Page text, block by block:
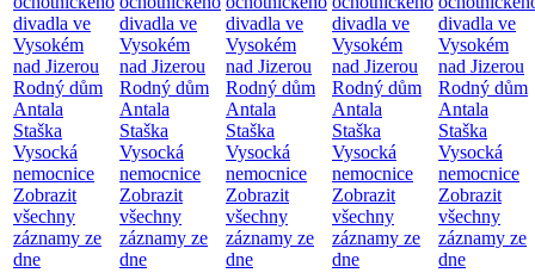
divadla ve
Vysokém
nad Jizerou
Rodný dům
Antala
Staška
Vysocká
nemocnice
Zobrazit
všechny
záznamy ze
dne
divadla ve
Vysokém
nad Jizerou
Rodný dům
Antala
Staška
Vysocká
nemocnice
Zobrazit
všechny
záznamy ze
dne
divadla ve
Vysokém
nad Jizerou
Rodný dům
Antala
Staška
Vysocká
nemocnice
Zobrazit
všechny
záznamy ze
dne
divadla ve
Vysokém
nad Jizerou
Rodný dům
Antala
Staška
Vysocká
nemocnice
Zobrazit
všechny
záznamy ze
dne
divadla ve
Vysokém
nad Jizerou
Rodný dům
Antala
Staška
Vysocká
nemocnice
Zobrazit
všechny
záznamy ze
dne